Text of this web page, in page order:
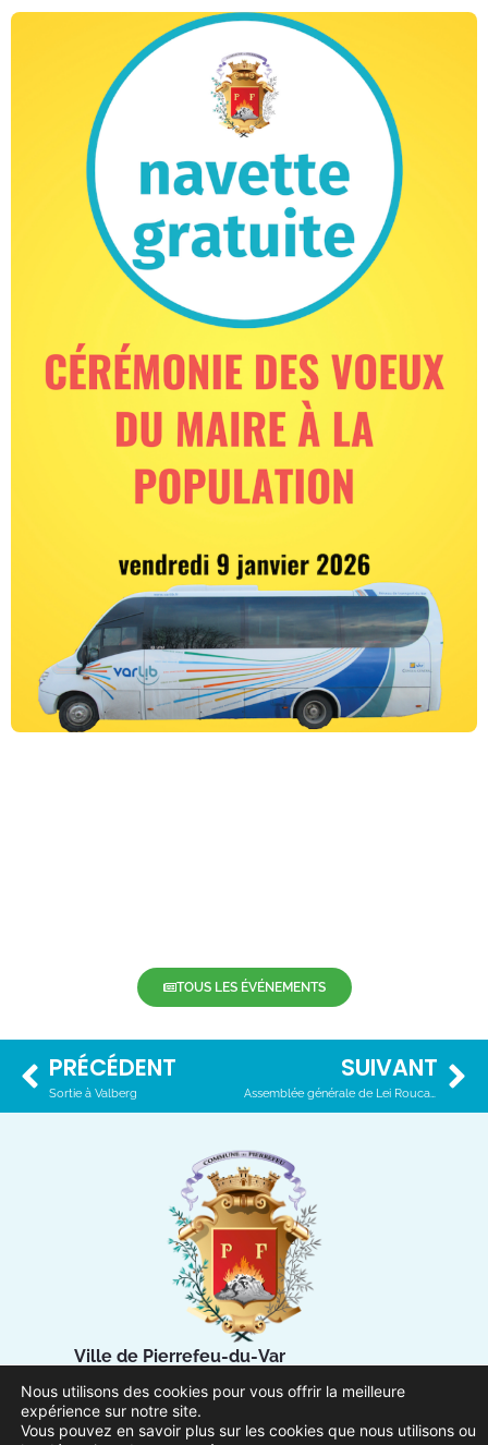
TOUS LES ÉVÉNEMENTS
PRÉCÉDENT
Sortie à Valberg
SUIVANT
Assemblée générale de Lei Roucas Dou Bàrri
Ville de Pierrefeu-du-Var
1 Place Urbain Sénès
83390 Pierrefeu-du-Var
Nous utilisons des cookies pour vous offrir la meilleure
expérience sur notre site.
Vous pouvez en savoir plus sur les cookies que nous utilisons ou